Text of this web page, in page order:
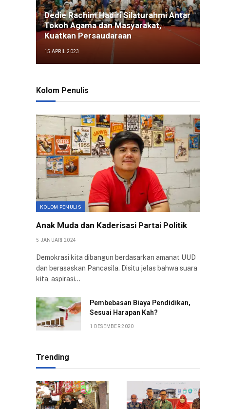
Dedie Rachim Hadiri Silaturahmi Antar
Tokoh Agama dan Masyarakat,
Kuatkan Persaudaraan
15 APRIL 2023
Kolom Penulis
KOLOM PENULIS
Anak Muda dan Kaderisasi Partai Politik
5 JANUARI 2024
Demokrasi kita dibangun berdasarkan amanat UUD
dan berasaskan Pancasila. Disitu jelas bahwa suara
kita, aspirasi…
Pembebasan Biaya Pendidikan,
Sesuai Harapan Kah?
1 DESEMBER 2020
Trending